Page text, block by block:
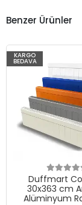
Benzer Ürünler
KARGO
BEDAVA
Duffmart
30x363 cm
Alüminyum